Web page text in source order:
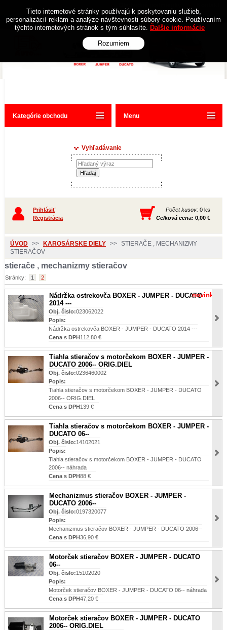
Kategórie obchodu
Vyhľadávanie
Prihlásiť
Registrácia
Počet kusov: 0 ks
Celková cena: 0,00 €
ÚVOD >> KAROSÁRSKE DIELY >> STIERAČE , MECHANIZMY
STIERAČOV
stierače , mechanizmy stieračov
Stránky: 1 2
Nádržka ostrekovča BOXER - JUMPER - DUCATO
2014 ---
novinka
Obj. čislo:023062022
Popis:
Nádržka ostrekovča BOXER - JUMPER - DUCATO 2014 ---
Cena s DPH112,80 €
Tiahla stieračov s motorčekom BOXER - JUMPER -
DUCATO 2006-- ORIG.DIEL
Obj. čislo:0236460002
Popis:
Tiahla stieračov s motorčekom BOXER - JUMPER - DUCATO
2006-- ORIG.DIEL
Cena s DPH139 €
Tiahla stieračov s motorčekom BOXER - JUMPER -
DUCATO 06--
Obj. čislo:14102021
Popis:
Tiahla stieračov s motorčekom BOXER - JUMPER - DUCATO
2006-- náhrada
Cena s DPH88 €
Mechanizmus stieračov BOXER - JUMPER -
DUCATO 2006--
Obj. čislo:0197320077
Popis:
Mechanizmus stieračov BOXER - JUMPER - DUCATO 2006--
Cena s DPH36,90 €
Motorček stieračov BOXER - JUMPER - DUCATO
06--
Obj. čislo:15102020
Popis:
Motorček stieračov BOXER - JUMPER - DUCATO 06-- náhrada
Cena s DPH47,20 €
Motorček stieračov BOXER - JUMPER - DUCATO
2006-- ORIG.DIEL
Menu
Tieto internetové stránky používajú k poskytovaniu služieb,
personalizácií reklám a analýze návštevnosti súbory cookie. Používaním
týchto internetových stránok s tým súhlasíte. Ďalšie informácie
Rozumiem